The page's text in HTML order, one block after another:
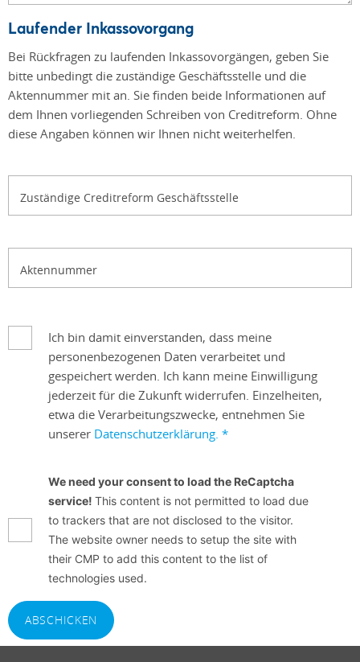
Laufender Inkassovorgang
Bei Rückfragen zu laufenden Inkassovorgängen, geben Sie
bitte unbedingt die zuständige Geschäftsstelle und die
Aktennummer mit an. Sie finden beide Informationen auf
dem Ihnen vorliegenden Schreiben von Creditreform. Ohne
diese Angaben können wir Ihnen nicht weiterhelfen.
Zuständige Creditreform Geschäftsstelle
Aktennummer
Ich bin damit einverstanden, dass meine
personenbezogenen Daten verarbeitet und
gespeichert werden. Ich kann meine Einwilligung
jederzeit für die Zukunft widerrufen. Einzelheiten,
etwa die Verarbeitungszwecke, entnehmen Sie
unserer Datenschutzerklärung. *
We need your consent to load the ReCaptcha
service! This content is not permitted to load due
to trackers that are not disclosed to the visitor.
The website owner needs to setup the site with
their CMP to add this content to the list of
technologies used.
ABSCHICKEN